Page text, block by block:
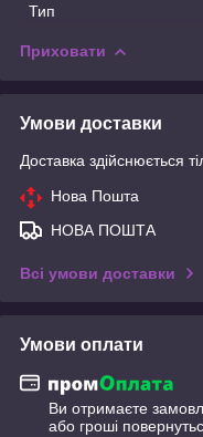
Тип
Приховати
Умови доставки
Доставка здійснюється
Нова Пошта
НОВА ПОШТА
Всі умови доставки
Умови оплати
Ви отримаєте
або гроші